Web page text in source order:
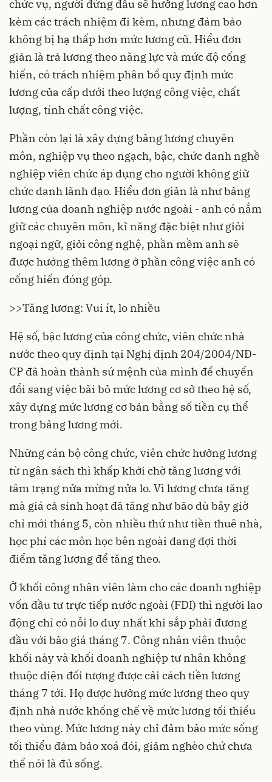
chức vụ, người đứng đầu sẽ hưởng lương cao hơn
kèm các trách nhiệm đi kèm, nhưng đảm bảo
không bị hạ thấp hơn mức lương cũ. Hiểu đơn
giản là trả lương theo năng lực và mức độ cống
hiến, có trách nhiệm phân bổ quy định mức
lương của cấp dưới theo lượng công việc, chất
lượng, tính chất công việc.
Phần còn lại là xây dựng bảng lương chuyên
môn, nghiệp vụ theo ngạch, bậc, chức danh nghề
nghiệp viên chức áp dụng cho người không giữ
chức danh lãnh đạo. Hiểu đơn giản là như bảng
lương của doanh nghiệp nước ngoài - anh có nắm
giữ các chuyên môn, kĩ năng đặc biệt như giỏi
ngoại ngữ, giỏi công nghệ, phần mềm anh sẽ
được hưởng thêm lương ở phần công việc anh có
cống hiến đóng góp.
>>Tăng lương: Vui ít, lo nhiều
Hệ số, bậc lương của công chức, viên chức nhà
nước theo quy định tại Nghị định 204/2004/NĐ-
CP đã hoàn thành sứ mệnh của mình để chuyển
đổi sang việc bãi bỏ mức lương cơ sở theo hệ số,
xây dựng mức lương cơ bản bằng số tiền cụ thể
trong bảng lương mới.
Những cán bộ công chức, viên chức hưởng lương
từ ngân sách thì khấp khởi chờ tăng lương với
tâm trạng nửa mừng nửa lo. Vì lương chưa tăng
mà giá cả sinh hoạt đã tăng như bão dù bây giờ
chỉ mới tháng 5, còn nhiều thứ như tiền thuê nhà,
học phí các môn học bên ngoài đang đợi thời
điểm tăng lương để tăng theo.
Ở khối công nhân viên làm cho các doanh nghiệp
vốn đầu tư trực tiếp nước ngoài (FDI) thì người lao
động chỉ có nỗi lo duy nhất khi sắp phải đương
đầu với bão giá tháng 7. Công nhân viên thuộc
khối này và khối doanh nghiệp tư nhân không
thuộc diện đối tượng được cải cách tiền lương
tháng 7 tới. Họ được hưởng mức lương theo quy
định nhà nước khống chế về mức lương tối thiểu
theo vùng. Mức lương này chỉ đảm bảo mức sống
tối thiểu đảm bảo xoá đói, giảm nghèo chứ chưa
thể nói là đủ sống.